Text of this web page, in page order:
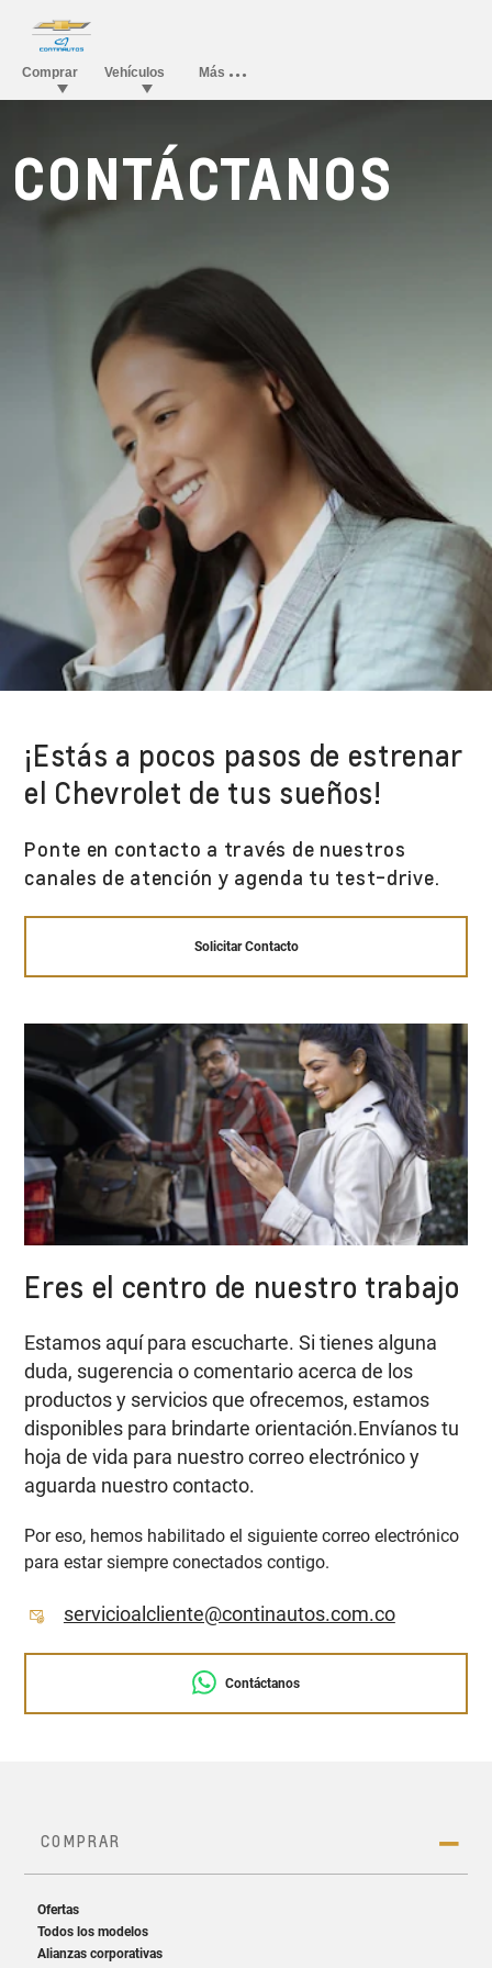
CONTÁCTANOS
¡Estás a pocos pasos de estrenar
el Chevrolet de tus sueños!
Ponte en contacto a través de nuestros
canales de atención y agenda tu test-drive.
Solicitar Contacto
Eres el centro de nuestro trabajo
Estamos aquí para escucharte. Si tienes alguna
duda, sugerencia o comentario acerca de los
productos y servicios que ofrecemos, estamos
disponibles para brindarte orientación.Envíanos tu
hoja de vida para nuestro correo electrónico y
aguarda nuestro contacto.
Por eso, hemos habilitado el siguiente correo electrónico
para estar siempre conectados contigo.
servicioalcliente@continautos.com.co
Contáctanos